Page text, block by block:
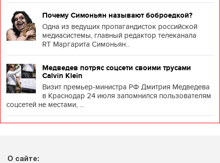
Почему Симоньян называют боброедкой?
Одна из ведущих пропагандисток российской
медиасистемы, главный редактор телеканала
RT Маргарита Симоньян...
Медведев потряс соцсети своими трусами
Calvin Klein
Визит премьер-министра РФ Дмитрия Медведева
в Краснодар 24 июля запомнился пользователям
соцсетей не местами, ...
О сайте: